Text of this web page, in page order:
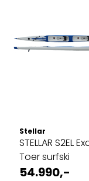
Stellar
STELLAR S2EL
Toer surfski
54.990,-